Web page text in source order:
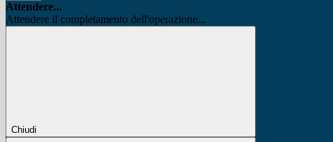
Attendere...
Attendere il completamento dell'operazione...
Chiudi